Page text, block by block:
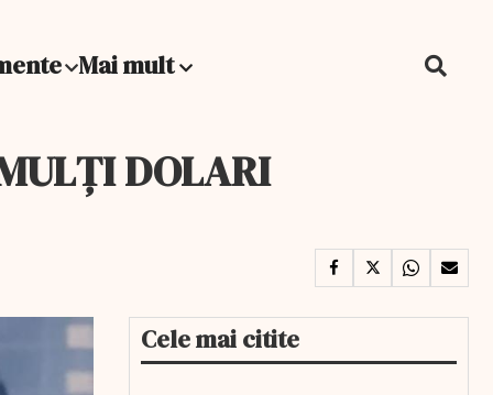
Mai mult
DOLARI
Cele mai citite